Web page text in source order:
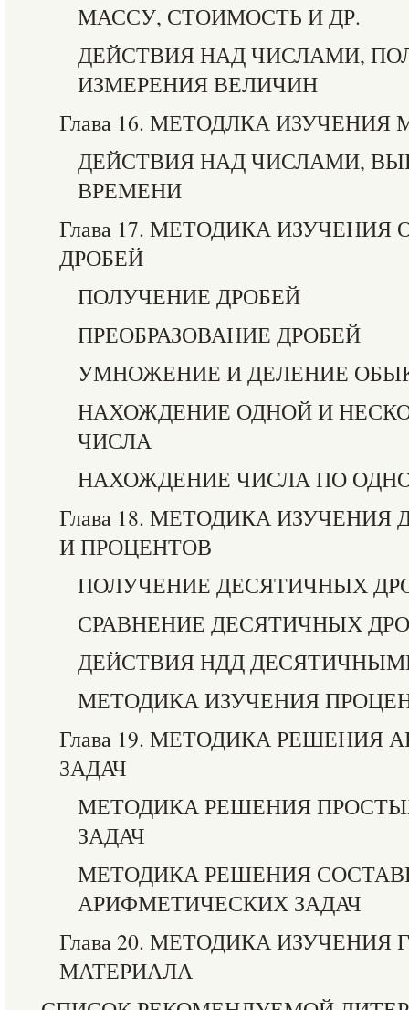
МАССУ, СТОИМОСТЬ И ДР.
ДЕЙСТВИЯ НАД ЧИСЛАМИ,
ИЗМЕРЕНИЯ ВЕЛИЧИН
Глава 16. МЕТОДЛКА
ДЕЙСТВИЯ НАД ЧИСЛАМИ,
ВРЕМЕНИ
Глава 17. МЕТОДИКА
ДРОБЕЙ
ПОЛУЧЕНИЕ ДРОБЕЙ
ПРЕОБРАЗОВАНИЕ ДРОБЕЙ
УМНОЖЕНИЕ И ДЕЛЕНИЕ
НАХОЖДЕНИЕ ОДНОЙ И
ЧИСЛА
НАХОЖДЕНИЕ ЧИСЛА ПО
Глава 18. МЕТОДИКА
И ПРОЦЕНТОВ
ПОЛУЧЕНИЕ ДЕСЯТИЧНЫХ
СРАВНЕНИЕ ДЕСЯТИЧНЫХ
ДЕЙСТВИЯ НДД
МЕТОДИКА ИЗУЧЕНИЯ
Глава 19. МЕТОДИКА РЕШЕНИЯ
ЗАДАЧ
МЕТОДИКА РЕШЕНИЯ
ЗАДАЧ
МЕТОДИКА РЕШЕНИЯ
АРИФМЕТИЧЕСКИХ ЗАДАЧ
Глава 20. МЕТОДИКА
МАТЕРИАЛА